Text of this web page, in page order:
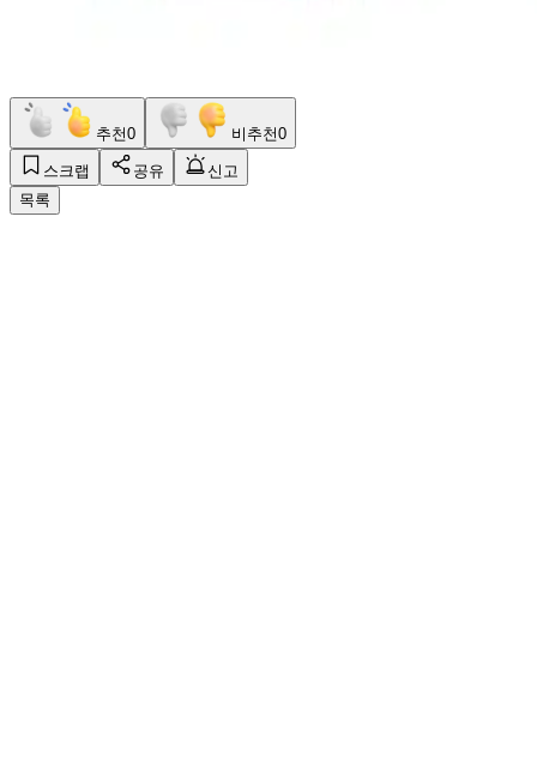
추천0 비추천0
스크랩 공유
신고
목록